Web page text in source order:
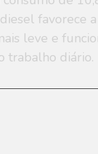
favorece
leve e
trabalho diário.